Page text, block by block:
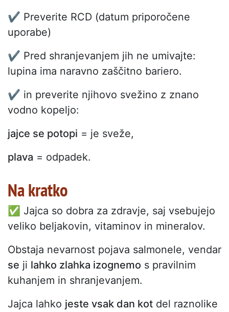
✔️ Preverite RCD (datum priporočene
uporabe)
✔️ Pred shranjevanjem jih ne umivajte:
lupina ima naravno zaščitno bariero.
✔️ in preverite njihovo svežino z znano
vodno kopeljo:
jajce se potopi = je sveže,
plava = odpadek.
Na kratko
✅ Jajca so dobra za zdravje, saj vsebujejo
veliko beljakovin, vitaminov in mineralov.
Obstaja nevarnost pojava salmonele, vendar
se ji lahko zlahka izognemo s pravilnim
kuhanjem in shranjevanjem.
Jajca lahko jeste vsak dan kot del raznolike